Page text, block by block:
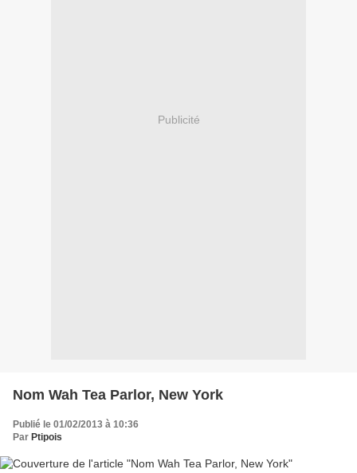
Publicité
Nom Wah Tea Parlor, New York
Publié le 01/02/2013 à 10:36
Par Ptipois